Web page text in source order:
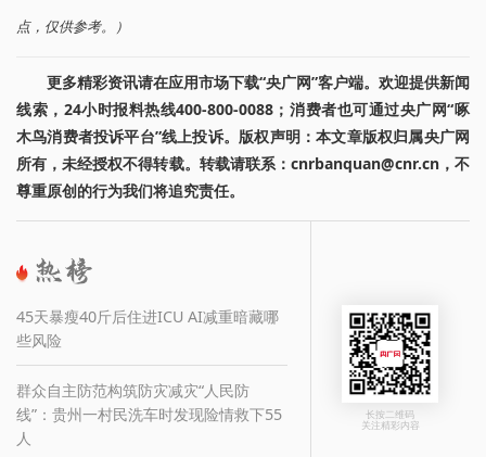
点，仅供参考。）
更多精彩资讯请在应用市场下载“央广网”客户端。欢迎提供新闻
线索，24小时报料热线400-800-0088；消费者也可通过央广网“啄
木鸟消费者投诉平台”线上投诉。版权声明：本文章版权归属央广网
所有，未经授权不得转载。转载请联系：cnrbanquan@cnr.cn，不
尊重原创的行为我们将追究责任。
45天暴瘦40斤后住进ICU AI减重暗藏哪
些风险
群众自主防范构筑防灾减灾“人民防
线”：贵州一村民洗车时发现险情救下55
人
长按二维码
关注精彩内容